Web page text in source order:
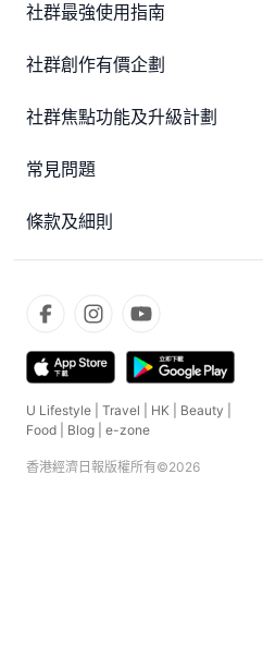
社群最強使用指南
社群創作有價企劃
社群焦點功能及升級計劃
常見問題
條款及細則
U Lifestyle Travel HK Beauty
Food
Blog e-zone
香港經濟日報版權所有©2026